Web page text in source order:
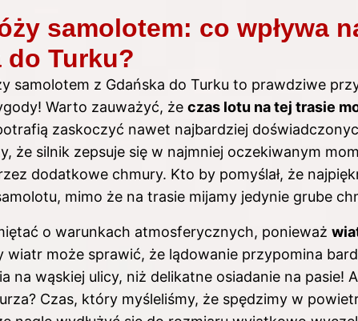
samolotem: co wpływa
do Turku?
samolotem z Gdańska do Turku to prawdziwe
Warto zauważyć, że czas lotu na tej trasie
zaskoczyć nawet najbardziej
że silnik zepsuje się w najmniej oczekiwanym
dodatkowe chmury. Kto by pomyślał, że
mimo że na trasie mijamy jedynie grube
o warunkach atmosferycznych, ponieważ
wiatr może sprawić, że lądowanie przypomina
na wąskiej ulicy, niż delikatne osiadanie na pasie!
Czas, który myśleliśmy, że spędzimy w